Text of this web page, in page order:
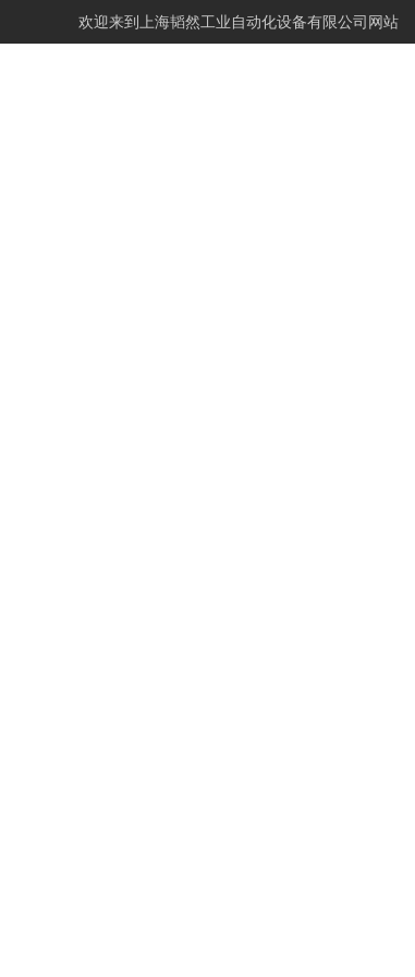
欢迎来到 上海韬然工业自动化设备有限公司网站